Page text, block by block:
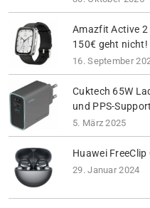
Amazfit Active
150€ geht nicht!
16. September
Cuktech 65W
und PPS-Support
5. März 2025
Huawei
29. Januar 2024